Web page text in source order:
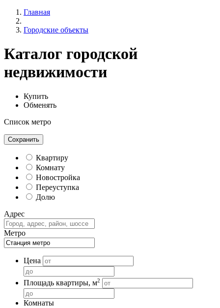
Главная
Городские объекты
Каталог городской
недвижимости
Купить
Обменять
Список метро
Сохранить
Квартиру
Комнату
Новостройка
Переуступка
Долю
Адрес
Метро
Цена
Площадь квартиры, м2
Комнаты